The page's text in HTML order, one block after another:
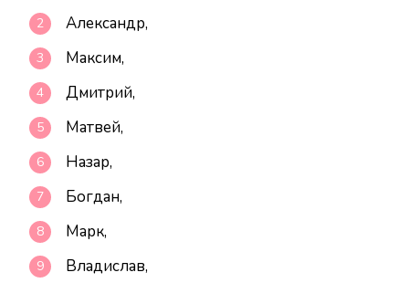
Александр,
Максим,
Дмитрий,
Матвей,
Назар,
Богдан,
Марк,
Владислав,